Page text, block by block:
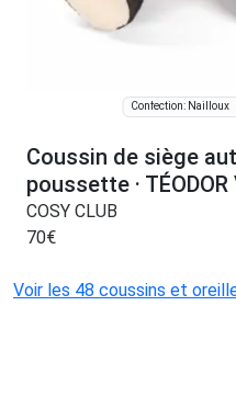
Confection: Nailloux
Coussin de siège
poussette ·
COSY CLUB
70€
Voir les 48 coussins et